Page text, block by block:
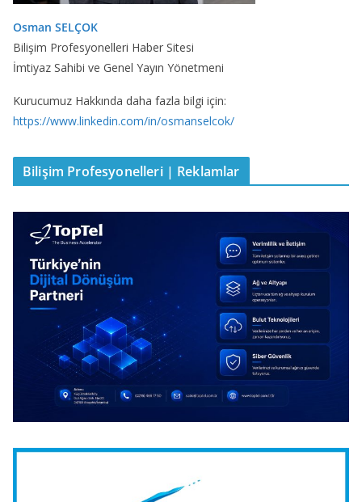
Osman SELÇOK
Bilişim Profesyonelleri Haber Sitesi
İmtiyaz Sahibi ve Genel Yayın Yönetmeni
Kurucumuz Hakkında daha fazla bilgi için:
https://www.linkedin.com/in/osmanselcok/
Bilişim Profesyonelleri | Reklamlar